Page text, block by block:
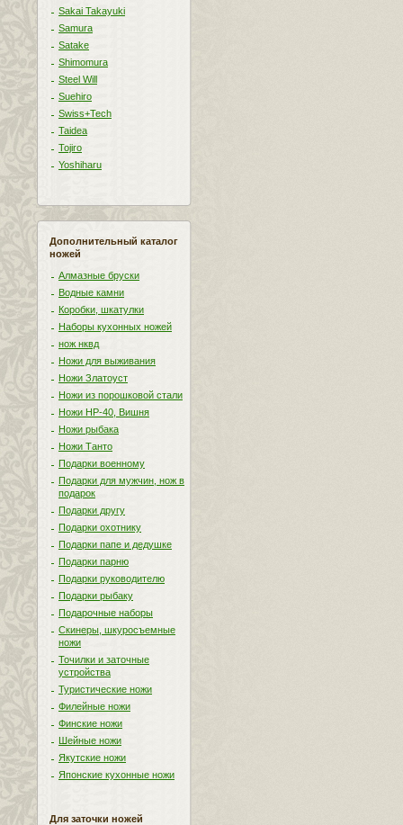
Sakai Takayuki
Samura
Satake
Shimomura
Steel Will
Suehiro
Swiss+Tech
Taidea
Tojiro
Yoshiharu
Дополнительный каталог
ножей
Алмазные бруски
Водные камни
Коробки, шкатулки
Наборы кухонных ножей
нож нквд
Ножи для выживания
Ножи Златоуст
Ножи из порошковой стали
Ножи НР-40, Вишня
Ножи рыбака
Ножи Танто
Подарки военному
Подарки для мужчин, нож в
подарок
Подарки другу
Подарки охотнику
Подарки папе и дедушке
Подарки парню
Подарки руководителю
Подарки рыбаку
Подарочные наборы
Скинеры, шкуросъемные
ножи
Точилки и заточные
устройства
Туристические ножи
Филейные ножи
Финские ножи
Шейные ножи
Якутские ножи
Японские кухонные ножи
Для заточки ножей